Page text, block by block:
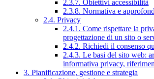
2.3.7. Obiettivi accessibilità
2.3.8. Normativa e
2.4. Privacy
2.4.1. Come rispettare la
progettazione di un sito o
2.4.2. Richiedi il consenso
2.4.3. Le basi del sito web:
informativa privacy,
3. Pianificazione, gestione e strategia